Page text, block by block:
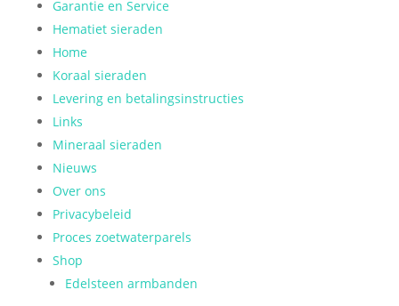
Garantie en Service
Hematiet sieraden
Home
Koraal sieraden
Levering en betalingsinstructies
Links
Mineraal sieraden
Nieuws
Over ons
Privacybeleid
Proces zoetwaterparels
Shop
Edelsteen armbanden